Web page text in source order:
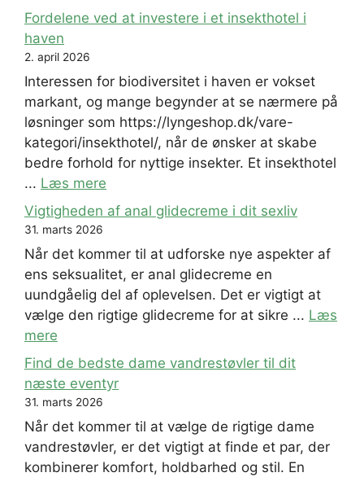
Fordelene ved at investere i et insekthotel i
haven
2. april 2026
Interessen for biodiversitet i haven er vokset
markant, og mange begynder at se nærmere på
løsninger som https://lyngeshop.dk/vare-
kategori/insekthotel/, når de ønsker at skabe
bedre forhold for nyttige insekter. Et insekthotel
... Læs mere
Vigtigheden af anal glidecreme i dit sexliv
31. marts 2026
Når det kommer til at udforske nye aspekter af
ens seksualitet, er anal glidecreme en
uundgåelig del af oplevelsen. Det er vigtigt at
vælge den rigtige glidecreme for at sikre ... Læs
mere
Find de bedste dame vandrestøvler til dit
næste eventyr
31. marts 2026
Når det kommer til at vælge de rigtige dame
vandrestøvler, er det vigtigt at finde et par, der
kombinerer komfort, holdbarhed og stil. En